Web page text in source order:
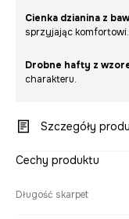
Cienka dzianina z
sprzyjając komfortowi.
Drobne hafty z
charakteru.
Szczegóły
Cechy produktu
Długość skarpet